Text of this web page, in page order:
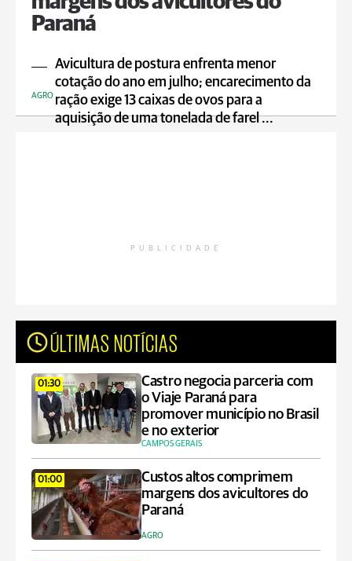
Paraná
Avicultura de postura enfrenta menor
cotação do ano em julho; encarecimento da
ração exige 13 caixas de ovos para a
aquisição de uma tonelada de farel ...
AGRO
PUBLICIDADE
ÚLTIMAS NOTÍCIAS
01:30
Castro negocia parceria com
o Viaje Paraná para
promover município no Brasil
e no exterior
CAMPOS GERAIS
01:00
Custos altos comprimem
margens dos avicultores do
Paraná
AGRO